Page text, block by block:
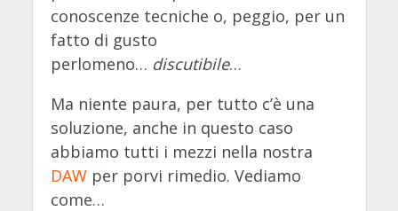
conoscenze tecniche o, peggio, per un
fatto di gusto
perlomeno… discutibile…
Ma niente paura, per tutto c’è una
soluzione, anche in questo caso
abbiamo tutti i mezzi nella nostra
DAWper porvi rimedio. Vediamo
come…